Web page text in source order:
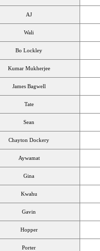
AJ
Wali
Bo Lockley
Kumar Mukherjee
James Bagwell
Tate
Sean
Chayton Dockery
Aywamat
Gina
Kwahu
Gavin
Hopper
Porter